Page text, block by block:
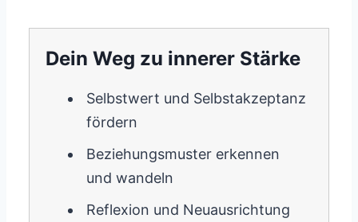
Dein Weg zu innerer Stärke
Selbstwert und Selbstakzeptanz
fördern
Beziehungsmuster erkennen
und wandeln
Reflexion und Neuausrichtung